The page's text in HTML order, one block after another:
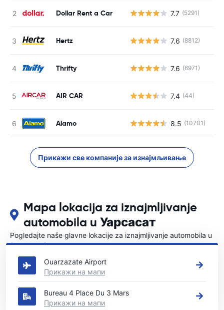
Dollar Rent a Car 7.7 (5291)
Hertz 7.6 (8812)
Thrifty 7.6 (6971)
AIR CAR 7.4 (44)
Alamo 8.5 (10701)
Прикажи све компаније за изнајмљивање
Mapa lokacija za iznajmljivanje
automobila u Уарсасат
Pogledajte naše glavne lokacije za iznajmljivanje automobila u
{COUNTRI}
Ouarzazate Airport
Прикажи на мапи
Bureau 4 Place Du 3 Mars
Прикажи на мапи